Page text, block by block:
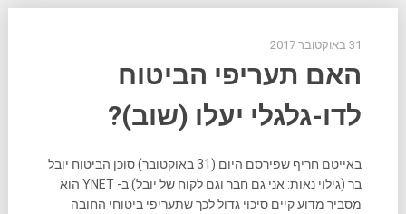
31 באוקטובר 2017
האם תעריפי הביטוח
לדו-גלגלי יעלו (שוב)?
באייטם חריף שפירסם היום (31 באוקטובר) סוכן הביטוח יובל
בר (גילוי נאות: אני גם חבר וגם לקוח של יובל) ב- YNET הוא
מסביר מדוע קיים סיכוי גדול לכך שתעריפי ביטוחי החובה